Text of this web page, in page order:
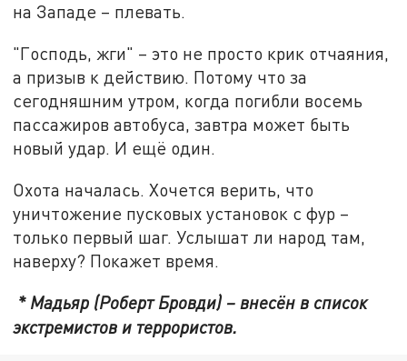
на Западе – плевать.
"Господь, жги" – это не просто крик отчаяния,
а призыв к действию. Потому что за
сегодняшним утром, когда погибли восемь
пассажиров автобуса, завтра может быть
новый удар. И ещё один.
Охота началась. Хочется верить, что
уничтожение пусковых установок с фур –
только первый шаг. Услышат ли народ там,
наверху? Покажет время.
* Мадьяр (Роберт Бровди) – внесён в список
экстремистов и террористов.